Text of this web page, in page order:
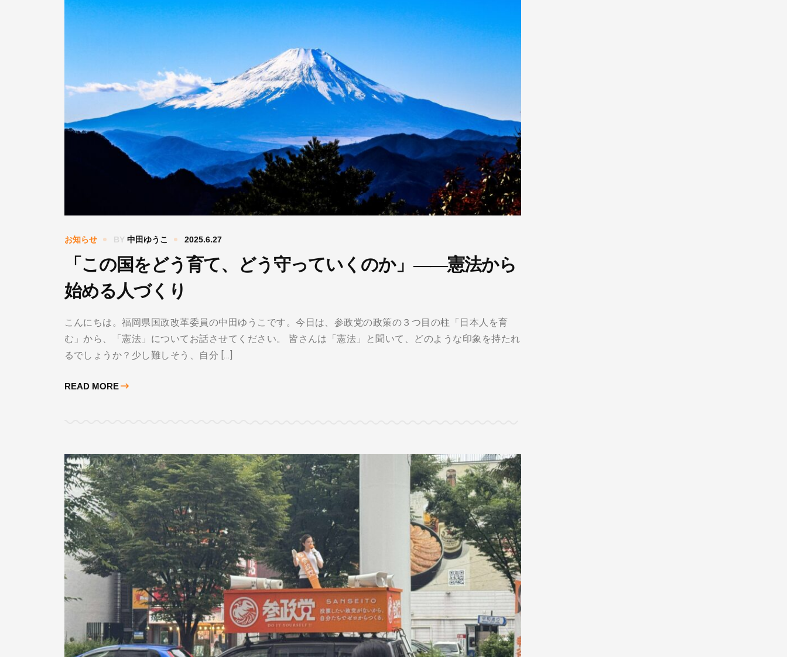
お知らせ BY 中田ゆうこ 2025.6.27
「この国をどう育て、どう守っていくのか」――憲法から
始める人づくり
こんにちは。福岡県国政改革委員の中田ゆうこです。今日は、参政党の政策の３つ目の柱「日本人を育
む」から、「憲法」についてお話させてください。 皆さんは「憲法」と聞いて、どのような印象を持たれ
るでしょうか？少し難しそう、自分 […]
READ MORE